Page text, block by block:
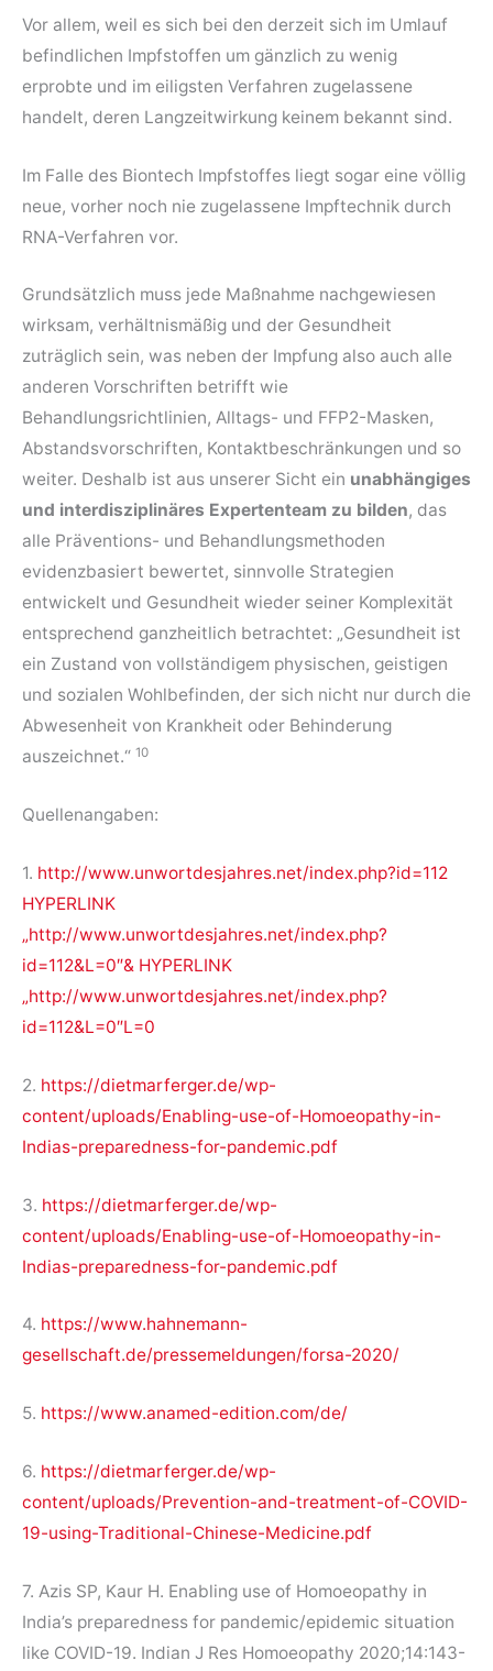
Vor allem, weil es sich bei den derzeit sich im Umlauf
befindlichen Impfstoffen um gänzlich zu wenig
erprobte und im eiligsten Verfahren zugelassene
handelt, deren Langzeitwirkung keinem bekannt sind.
Im Falle des Biontech Impfstoffes liegt sogar eine völlig
neue, vorher noch nie zugelassene Impftechnik durch
RNA-Verfahren vor.
Grundsätzlich muss jede Maßnahme nachgewiesen
wirksam, verhältnismäßig und der Gesundheit
zuträglich sein, was neben der Impfung also auch alle
anderen Vorschriften betrifft wie
Behandlungsrichtlinien, Alltags- und FFP2-Masken,
Abstandsvorschriften, Kontaktbeschränkungen und so
weiter. Deshalb ist aus unserer Sicht ein unabhängiges
und interdisziplinäres Expertenteam zu bilden, das
alle Präventions- und Behandlungsmethoden
evidenzbasiert bewertet, sinnvolle Strategien
entwickelt und Gesundheit wieder seiner Komplexität
entsprechend ganzheitlich betrachtet: „Gesundheit ist
ein Zustand von vollständigem physischen, geistigen
und sozialen Wohlbefinden, der sich nicht nur durch die
Abwesenheit von Krankheit oder Behinderung
auszeichnet.“ 10
Quellenangaben:
1. http://www.unwortdesjahres.net/index.php?id=112
HYPERLINK
„http://www.unwortdesjahres.net/index.php?
id=112&L=0″& HYPERLINK
„http://www.unwortdesjahres.net/index.php?
id=112&L=0″L=0
2. https://dietmarferger.de/wp-
content/uploads/Enabling-use-of-Homoeopathy-in-
Indias-preparedness-for-pandemic.pdf
3. https://dietmarferger.de/wp-
content/uploads/Enabling-use-of-Homoeopathy-in-
Indias-preparedness-for-pandemic.pdf
4. https://www.hahnemann-
gesellschaft.de/pressemeldungen/forsa-2020/
5. https://www.anamed-edition.com/de/
6. https://dietmarferger.de/wp-
content/uploads/Prevention-and-treatment-of-COVID-
19-using-Traditional-Chinese-Medicine.pdf
7. Azis SP, Kaur H. Enabling use of Homoeopathy in
India’s preparedness for pandemic/epidemic situation
like COVID-19. Indian J Res Homoeopathy 2020;14:143-